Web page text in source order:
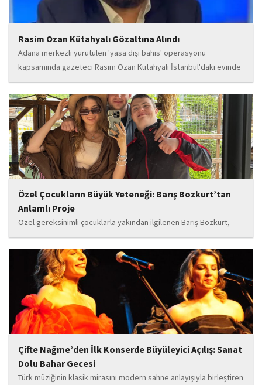
Rasim Ozan Kütahyalı Gözaltına Alındı
Adana merkezli yürütülen 'yasa dışı bahis' operasyonu
kapsamında gazeteci Rasim Ozan Kütahyalı İstanbul'daki evinde
gözaltına alındı.
Özel Çocukların Büyük Yeteneği: Barış Bozkurt’tan
Anlamlı Proje
Özel gereksinimli çocuklarla yakından ilgilenen Barış Bozkurt,
hayata geçirdiği örnek çalışma ile hem eğitim camiasının hem de
toplumun dikkatini çekiyor. “Hayatta yaşattığın mutluluk en güzel
hediyedir” anlayışıyla yola çıkan Bozkurt,...
Çifte Nağme’den İlk Konserde Büyüleyici Açılış: Sanat
Dolu Bahar Gecesi
Türk müziğinin klasik mirasını modern sahne anlayışıyla birleştiren